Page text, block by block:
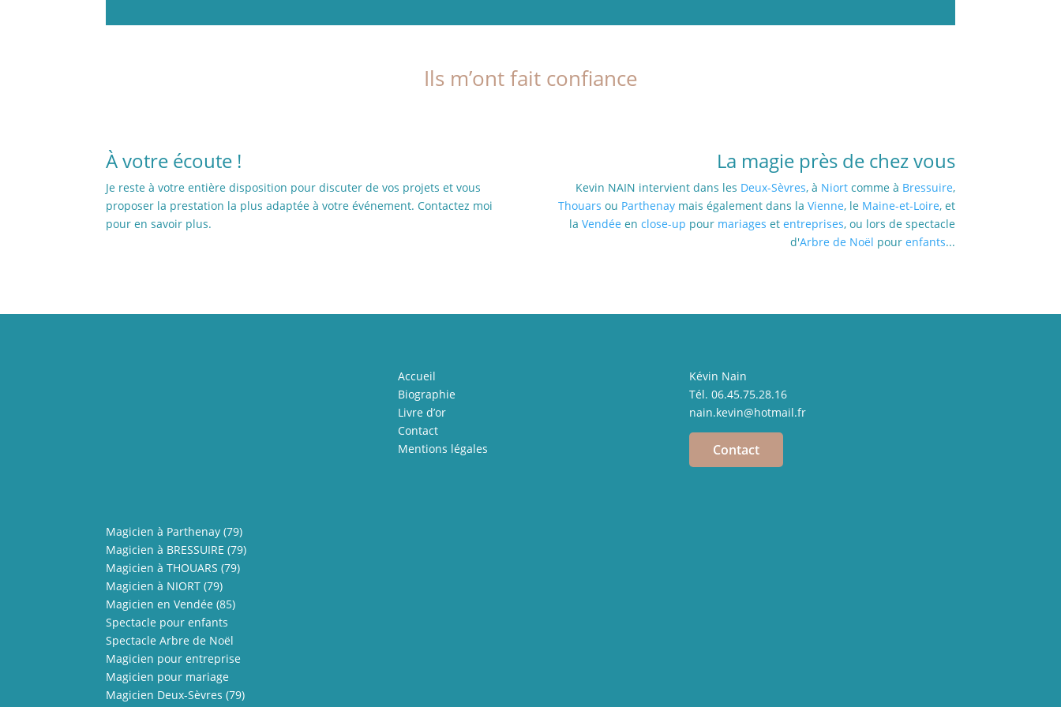
e
m
Ils m’ont fait confiance
À votre écoute !
Je reste à votre entière disposition pour discuter de vos projets et vous
proposer la prestation la plus adaptée à votre événement. Contactez moi
pour en savoir plus.
La magie près de chez vous
Kevin NAIN intervient dans les Deux-Sèvres, à Niortcomme à Bressuire,
Thouars ou Parthenaymais également dans la Vienne, le Maine-et-Loire, et
la Vendée en close-up pour mariages et entreprises, ou lors de spectacle
d'Arbre de Noël pour enfants...
Accueil
Biographie
Livre d’or
Contact
Mentions légales
Kévin Nain
Tél. 06.45.75.28.16
nain.kevin@hotmail.fr
Contact
Magicien à Parthenay (79)
Magicien à BRESSUIRE (79)
Magicien à THOUARS (79)
Magicien à NIORT (79)
Magicien en Vendée (85)
Spectacle pour enfants
Spectacle Arbre de Noël
Magicien pour entreprise
Magicien pour mariage
Magicien Deux-Sèvres (79)